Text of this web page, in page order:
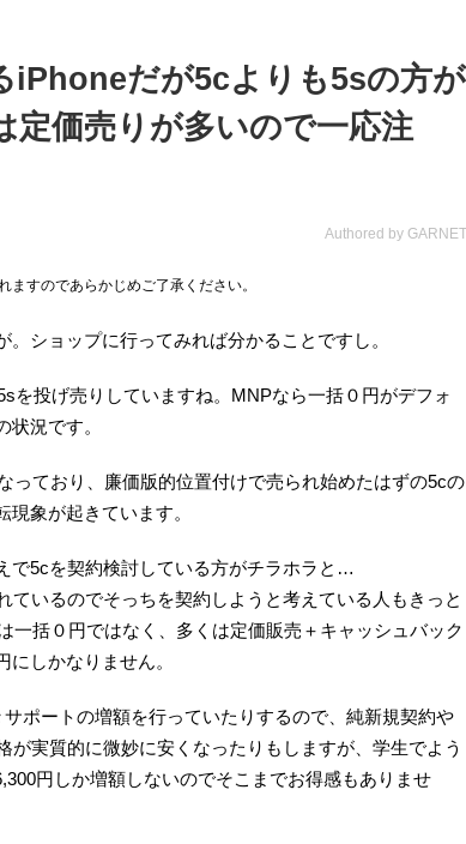
iPhoneだが5cよりも5sの方が
定価売りが多いので一応注
Authored by GARNET
すのであらかじめご了承ください。
ショップに行ってみれば分かることですし。
を投げ売りしていますね。MNPなら一括０円がデフォ
況です。
っており、廉価版的位置付けで売られ始めたはずの5cの
象が起きています。
で5cを契約検討している方がチラホラと…
ているのでそっちを契約しようと考えている人もきっと
一括０円ではなく、多くは定価販売＋キャッシュバック
しかなりません。
ポートの増額を行っていたりするので、純新規契約や
実質的に微妙に安くなったりもしますが、学生でよう
円しか増額しないのでそこまでお得感もありませ